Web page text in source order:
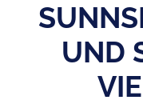
UND